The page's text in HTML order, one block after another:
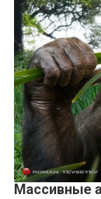
Массивные